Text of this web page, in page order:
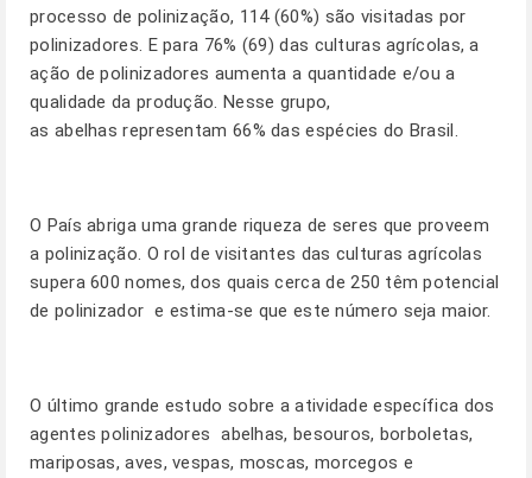
processo de polinização, 114 (60%) são visitadas por
polinizadores. E para 76% (69) das culturas agrícolas, a
ação de polinizadores aumenta a quantidade e/ou a
qualidade da produção. Nesse grupo,
as abelhas representam 66% das espécies do Brasil.
O País abriga uma grande riqueza de seres que proveem
a polinização. O rol de visitantes das culturas agrícolas
supera 600 nomes, dos quais cerca de 250 têm potencial
de polinizador  e estima-se que este número seja maior.
O último grande estudo sobre a atividade específica dos
agentes polinizadores  abelhas, besouros, borboletas,
mariposas, aves, vespas, moscas, morcegos e